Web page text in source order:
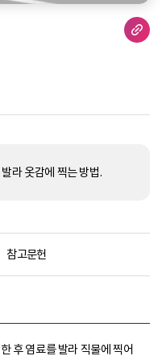
라 옷감에 찍는 방법.
참고문헌
후 염료를 발라 직물에 찍어